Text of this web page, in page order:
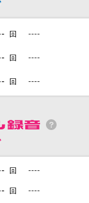
オケ最新情報をチェック！
回 ----
回 ----
回 ----
回 ----
回 ----